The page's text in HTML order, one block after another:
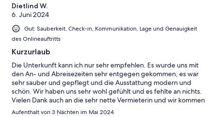
Dietlind W.
6. Juni 2024
Gut: Sauberkeit, Check-in, Kommunikation, Lage und Genauigkeit
des Onlineauftritts
Kurzurlaub
Die Unterkunft kann ich nur sehr empfehlen. Es wurde uns mit
den An- und Abreisezeiten sehr entgegen gekommen, es war
sehr sauber und gepflegt und die Ausstattung modern und
schön. Wir haben uns sehr wohl gefühlt und es fehlte an nichts.
Vielen Dank auch an die sehr nette Vermieterin und wir kommen
gerne wieder!
Aufenthalt von 3 Nächten im Mai 2024